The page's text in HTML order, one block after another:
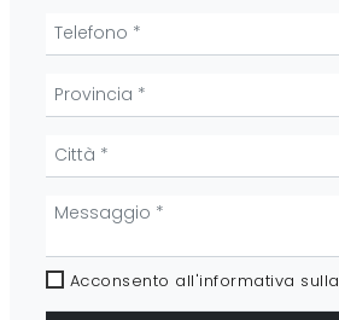
Acconsento all'informativa sulla